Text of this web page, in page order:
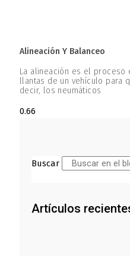
Alineación Y Balanceo
La alineación es el proceso
llantas de un vehículo para
decir, los neumáticos
Buscar
Artículos